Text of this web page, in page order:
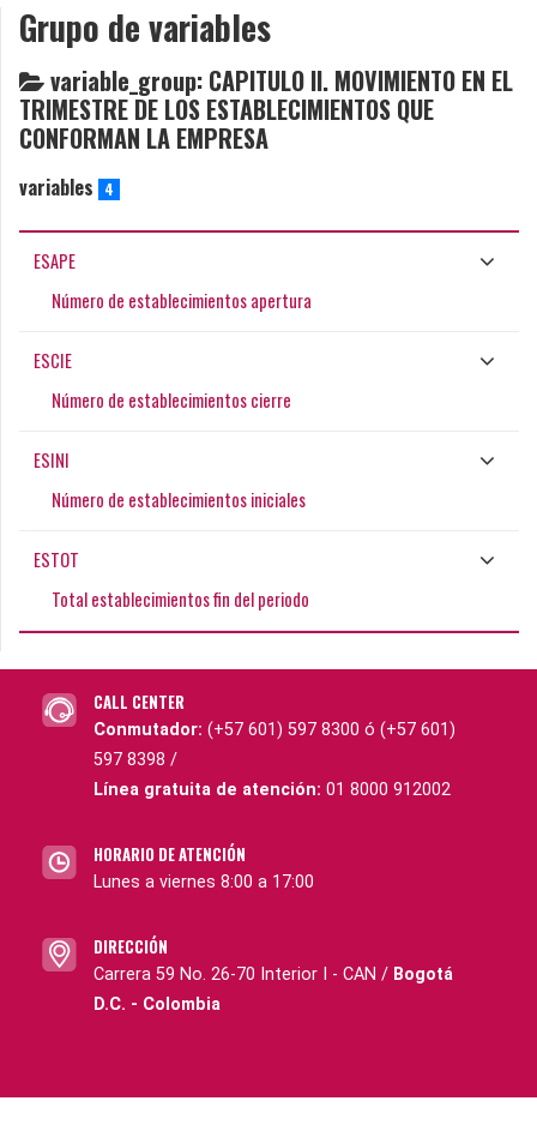
Grupo de variables
variable_group: CAPITULO II. MOVIMIENTO EN EL
TRIMESTRE DE LOS ESTABLECIMIENTOS QUE
CONFORMAN LA EMPRESA
variables 4
ESAPE
Número de establecimientos apertura
ESCIE
Número de establecimientos cierre
ESINI
Número de establecimientos iniciales
ESTOT
Total establecimientos fin del periodo
CALL CENTER
Conmutador: (+57 601) 597 8300 ó (+57 601)
597 8398 /
Línea gratuita de atención: 01 8000 912002
HORARIO DE ATENCIÓN
Lunes a viernes 8:00 a 17:00
DIRECCIÓN
Carrera 59 No. 26-70 Interior I - CAN / Bogotá
D.C. - Colombia